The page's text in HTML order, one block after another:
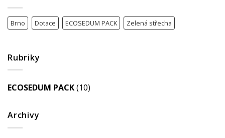
Brno Dotace ECOSEDUM PACK Zelená střecha
Rubriky
ECOSEDUM PACK(10)
Archivy